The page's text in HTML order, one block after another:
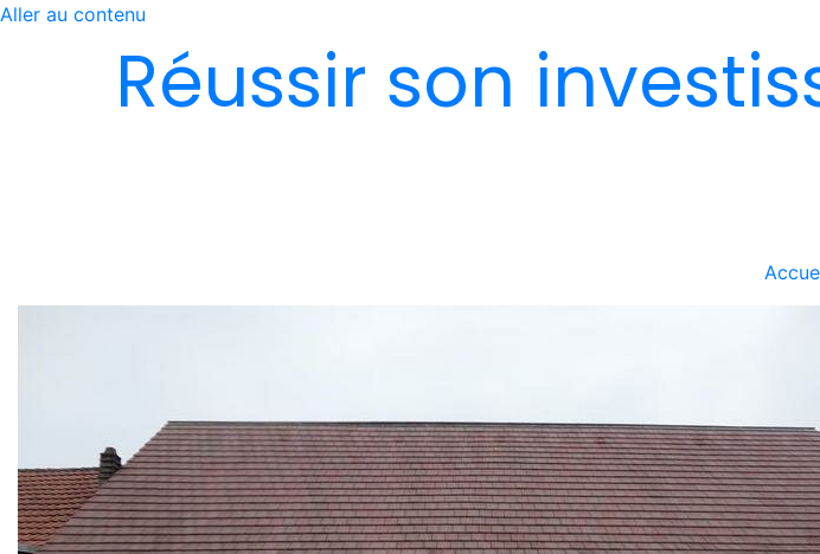
Aller au contenu
Réussir son